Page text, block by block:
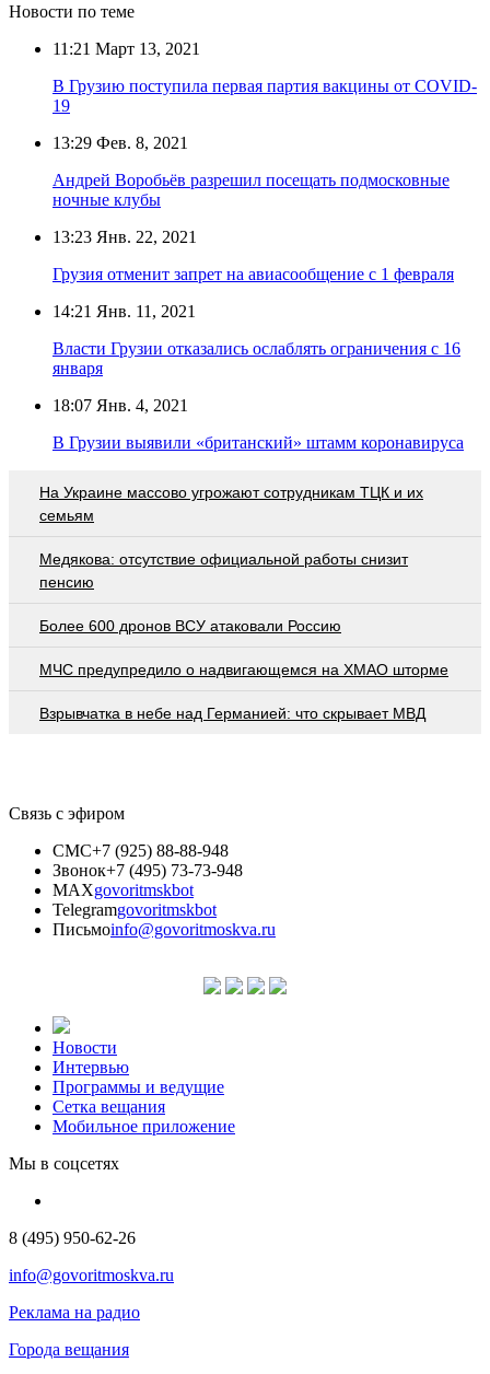
Новости по теме
11:21 Март 13, 2021
В Грузию поступила первая партия вакцины от COVID-
19
13:29 Фев. 8, 2021
Андрей Воробьёв разрешил посещать подмосковные
ночные клубы
13:23 Янв. 22, 2021
Грузия отменит запрет на авиасообщение с 1 февраля
14:21 Янв. 11, 2021
Власти Грузии отказались ослаблять ограничения с 16
января
18:07 Янв. 4, 2021
В Грузии выявили «британский» штамм коронавируса
На Украине массово угрожают сотрудникам ТЦК и их
семьям
Медякова: отсутствие официальной работы снизит
пенсию
Более 600 дронов ВСУ атаковали Россию
МЧС предупредило о надвигающемся на ХМАО шторме
Взрывчатка в небе над Германией: что скрывает МВД
Связь с эфиром
СМС+7 (925) 88-88-948
Звонок+7 (495) 73-73-948
MAXgovoritmskbot
Telegramgovoritmskbot
Письмоinfo@govoritmoskva.ru
Новости
Интервью
Программы и ведущие
Сетка вещания
Мобильное приложение
Мы в соцсетях
8 (495) 950-62-26
info@govoritmoskva.ru
Реклама на радио
Города вещания